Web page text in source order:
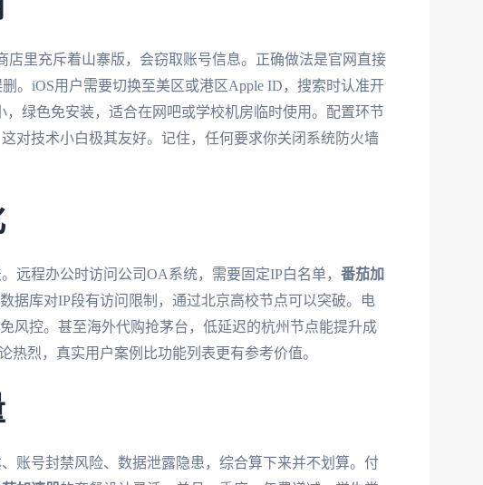
店里充斥着山寨版，会窃取账号信息。正确做法是官网直接
。iOS用户需要切换至美区或港区Apple ID，搜索时认准开
，绿色免安装，适合在网吧或学校机房临时使用。配置环节
对技术小白极其友好。记住，任何要求你关闭系统防火墙
远程办公时访问公司OA系统，需要固定IP白名单， 番茄加
据库对IP段有访问限制，通过北京高校节点可以突破。电
风控。甚至海外代购抢茅台，低延迟的杭州节点能提升成
热烈，真实用户案例比功能列表更有参考价值。
账号封禁风险、数据泄露隐患，综合算下来并不划算。付